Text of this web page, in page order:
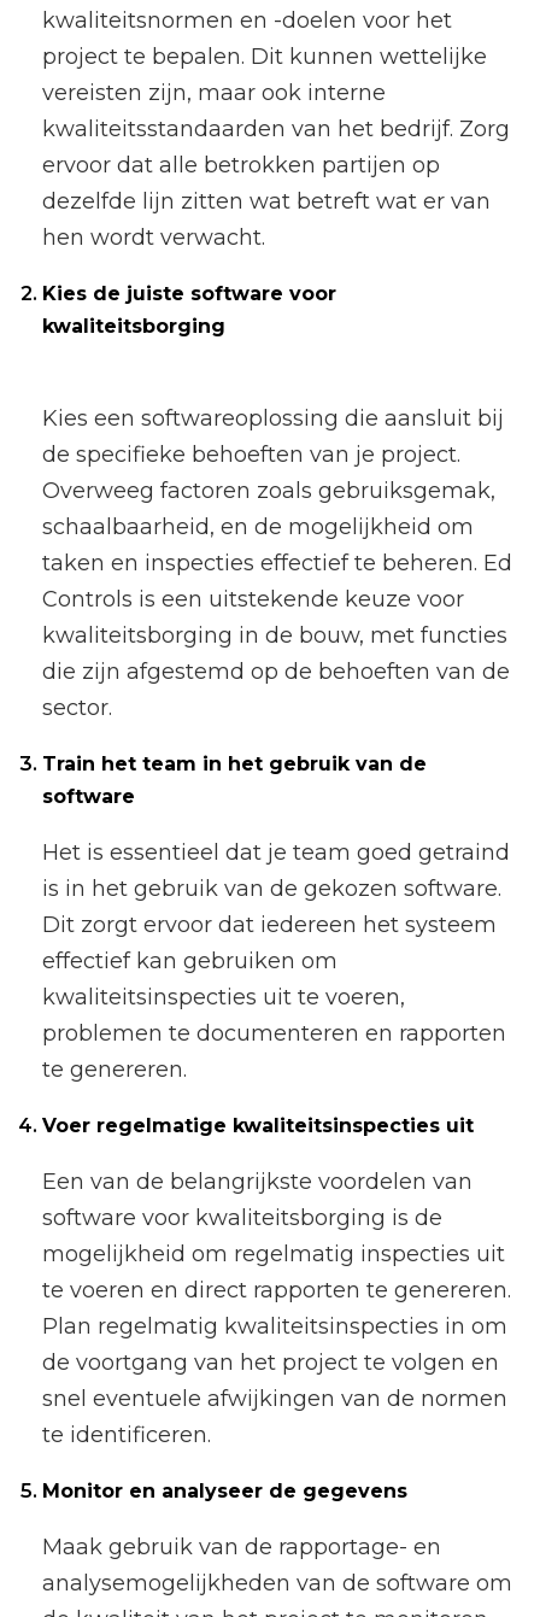
kwaliteitsnormen en -doelen voor het
project te bepalen. Dit kunnen wettelijke
vereisten zijn, maar ook interne
kwaliteitsstandaarden van het bedrijf. Zorg
ervoor dat alle betrokken partijen op
dezelfde lijn zitten wat betreft wat er van
hen wordt verwacht.
Kies de juiste software voor
kwaliteitsborging
Kies een softwareoplossing die aansluit bij
de specifieke behoeften van je project.
Overweeg factoren zoals gebruiksgemak,
schaalbaarheid, en de mogelijkheid om
taken en inspecties effectief te beheren. Ed
Controls is een uitstekende keuze voor
kwaliteitsborging in de bouw, met functies
die zijn afgestemd op de behoeften van de
sector.
Train het team in het gebruik van de
software
Het is essentieel dat je team goed getraind
is in het gebruik van de gekozen software.
Dit zorgt ervoor dat iedereen het systeem
effectief kan gebruiken om
kwaliteitsinspecties uit te voeren,
problemen te documenteren en rapporten
te genereren.
Voer regelmatige kwaliteitsinspecties uit
Een van de belangrijkste voordelen van
software voor kwaliteitsborging is de
mogelijkheid om regelmatig inspecties uit
te voeren en direct rapporten te genereren.
Plan regelmatig kwaliteitsinspecties in om
de voortgang van het project te volgen en
snel eventuele afwijkingen van de normen
te identificeren.
Monitor en analyseer de gegevens
Maak gebruik van de rapportage- en
analysemogelijkheden van de software om